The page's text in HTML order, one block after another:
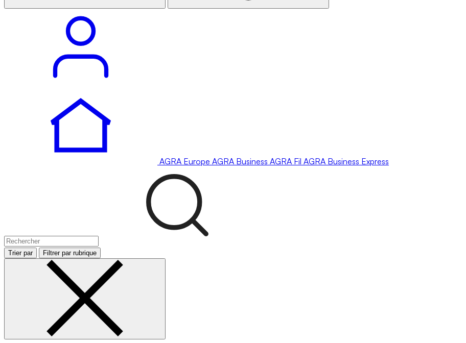
AGRA Europe AGRA Business AGRA Fil AGRA Business Express
Trier par Filtrer par rubrique